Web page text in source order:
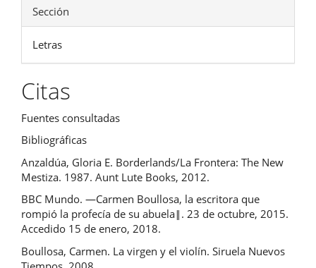
Sección
Letras
Citas
Fuentes consultadas
Bibliográficas
Anzaldúa, Gloria E. Borderlands/La Frontera: The New
Mestiza. 1987. Aunt Lute Books, 2012.
BBC Mundo. ―Carmen Boullosa, la escritora que
rompió la profecía de su abuela‖. 23 de octubre, 2015.
Accedido 15 de enero, 2018.
Boullosa, Carmen. La virgen y el violín. Siruela Nuevos